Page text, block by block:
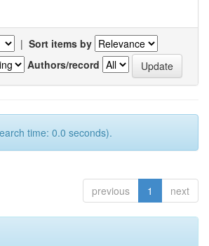
| Sort items by
Authors/record
time: 0.0 seconds).
previous 1 next